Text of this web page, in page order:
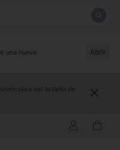
una nueva
Abrir
para ver tu tarifa de
la búsqueda